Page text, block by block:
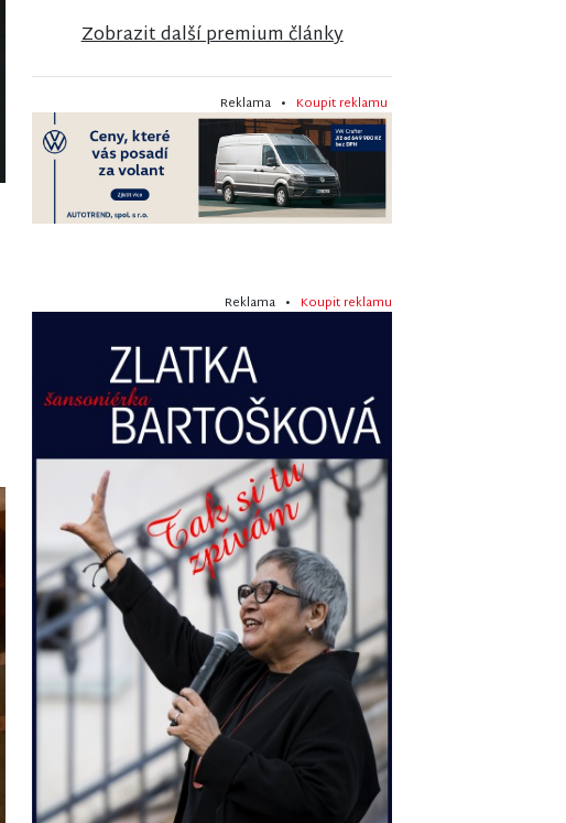
Zobrazit další premium články
Reklama • Koupit reklamu
Reklama • Koupit reklamu